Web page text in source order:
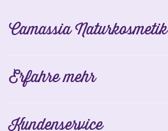
Camassia Naturkosmetik
Erfahre mehr
Kundenservice